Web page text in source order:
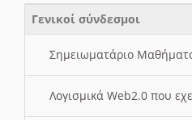
Γενικοί σύνδεσμοι
Σημειωματάριο
Λογισμικά Web2.0 που